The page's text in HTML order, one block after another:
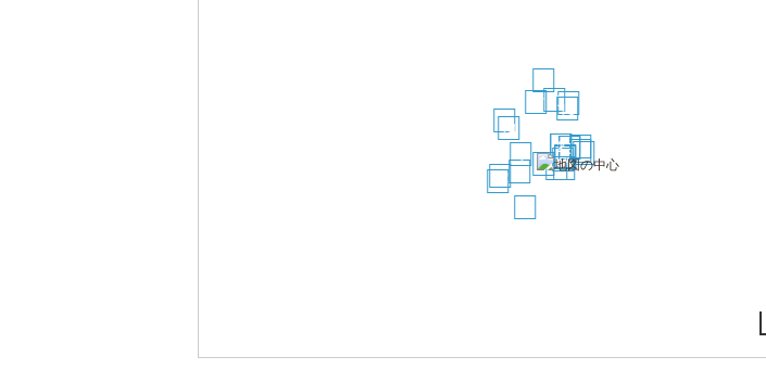
1
2
3
4 5
678
9
1011
12
13
14
1516
17 18
19
2021
22
23